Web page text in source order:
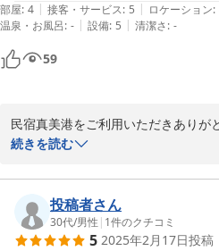
部屋: 4 | 接客・サービス: 5 | ロケーション:
温泉・お風呂: - | 設備: 5 | 清潔さ: -
59
民宿真美港をご利用いただきありが
とても楽しかったです。子供たちも
またのご利用をお待ちしております
民宿のおばちゃん☆
2025-02-24
続きを読む
投稿者さん
30代/男性 | 1件のクチコミ
5 2025年2月17日投稿